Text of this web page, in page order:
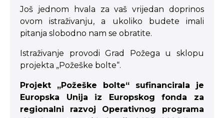
Još jednom hvala za vaš vrijedan doprinos
ovom istraživanju, a ukoliko budete imali
pitanja slobodno nam se obratite.
Istraživanje provodi Grad Požega u sklopu
projekta „Požeške bolte“.
Projekt „Požeške bolte“ sufinancirala je
Europska Unija iz Europskog fonda za
regionalni razvoj Operativnog programa